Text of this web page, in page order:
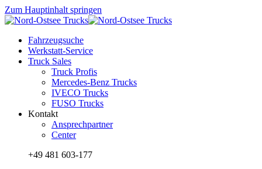
Zum Hauptinhalt springen
Fahrzeugsuche
Werkstatt-Service
Truck Sales
Truck Profis
Mercedes-Benz Trucks
IVECO Trucks
FUSO Trucks
Kontakt
Ansprechpartner
Center
+49 481 603-177